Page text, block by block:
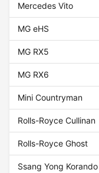
Mercedes Vito
MG eHS
MG RX5
MG RX6
Mini Countryman
Rolls-Royce Cullinan
Rolls-Royce Ghost
Ssang Yong